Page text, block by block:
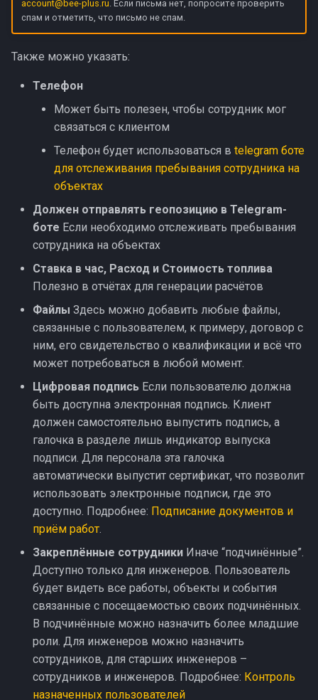
account@bee-plus.ru . Если письма нет, попросите проверить
спам и отметить, что письмо не спам.
Также можно указать:
Телефон
Может быть полезен, чтобы сотрудник мог
связаться с клиентом
Телефон будет использоваться в telegram боте
для отслеживания пребывания сотрудника на
объектах
Должен отправлять геопозицию в Telegram-
боте Если необходимо отслеживать пребывания
сотрудника на объектах
Ставка в час, Расход и Стоимость топлива
Полезно в отчётах для генерации расчётов
Файлы Здесь можно добавить любые файлы,
связанные с пользователем, к примеру, договор с
ним, его свидетельство о квалификации и всё что
может потребоваться в любой момент.
Цифровая подпись Если пользователю должна
быть доступна электронная подпись. Клиент
должен самостоятельно выпустить подпись, а
галочка в разделе лишь индикатор выпуска
подписи. Для персонала эта галочка
автоматически выпустит сертификат, что позволит
использовать электронные подписи, где это
доступно. Подробнее: Подписание документов и
приём работ.
Закреплённые сотрудники Иначе “подчинённые”.
Доступно только для инженеров. Пользователь
будет видеть все работы, объекты и события
связанные с посещаемостью своих подчинённых.
В подчинённые можно назначить более младшие
роли. Для инженеров можно назначить
сотрудников, для старших инженеров –
сотрудников и инженеров. Подробнее: Контроль
назначенных пользователей